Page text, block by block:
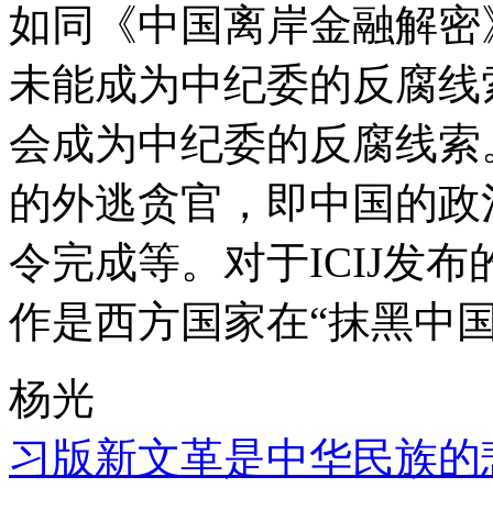
如同《中国离岸金融解
未能成为中纪委的反腐
会成为中纪委的反腐线
的外逃贪官，即中国的
令完成等。对于ICIJ发布
作是西方国家在“抹黑中
杨光
习版新文革是中华民族的